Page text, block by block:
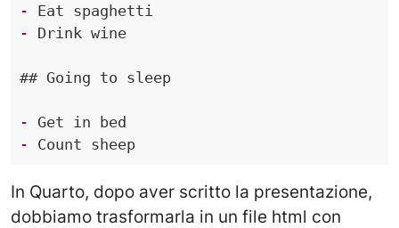
-
-
Drink wine
## Going to sleep
-
-
Count sheep
In Quarto, dopo aver scritto la presentazione,
dobbiamo trasformarla in un file html con